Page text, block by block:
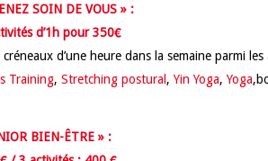
SOIN DE VOUS » :
d’1h pour 350€
d’une heure dans la semaine parmi les
Training,Stretching postural ,Yin Yoga,Yoga
BIEN-ÊTRE » :